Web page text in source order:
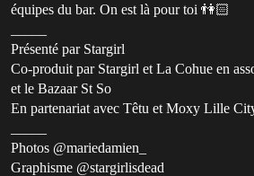
équipes du bar. On est là pour toi 👫🏻
Présenté par Stargirl
Co-produit par Stargirl et La Cohue en
et le Bazaar St So
En partenariat avec Têtu et Moxy Lille
Photos @mariedamien_
Graphisme @stargirlisdead